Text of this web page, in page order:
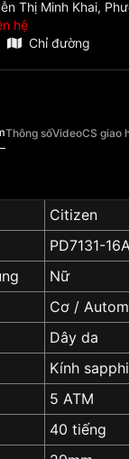
Thị Minh Khai,
hệ
Chỉ đường
Thông sốVideoCS giao
Citizen
PD7131-
Nữ
Cơ /
Dây da
Kính
5 ATM
40 tiếng